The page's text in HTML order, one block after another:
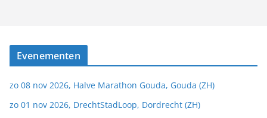
Evenementen
zo 08 nov 2026, Halve Marathon Gouda, Gouda (ZH)
zo 01 nov 2026, DrechtStadLoop, Dordrecht (ZH)